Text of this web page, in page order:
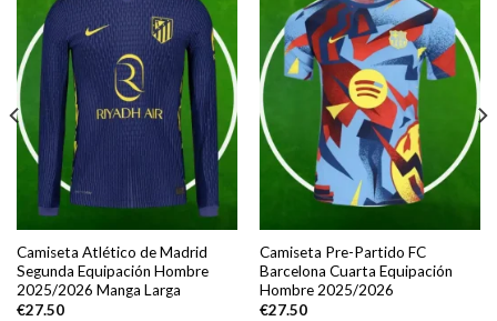
Camiseta Atlético de Madrid
Segunda Equipación Hombre
2025/2026 Manga Larga
€27.50
Camiseta Pre-Partido FC
Barcelona Cuarta Equipación
Hombre 2025/2026
€27.50